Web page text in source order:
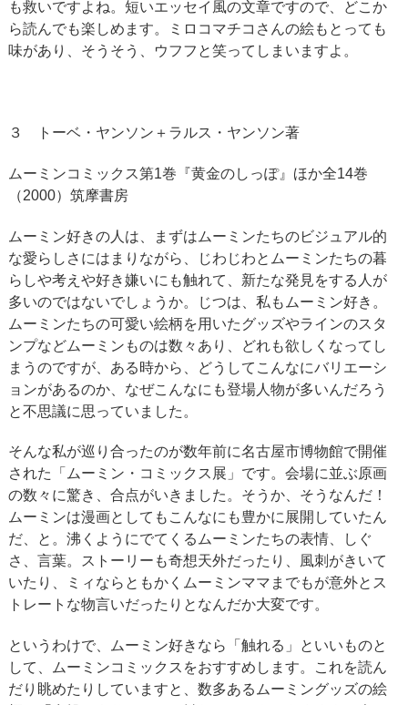
も救いですよね。短いエッセイ風の文章ですので、どこか
ら読んでも楽しめます。ミロコマチコさんの絵もとっても
味があり、そうそう、ウフフと笑ってしまいますよ。
３ トーベ・ヤンソン＋ラルス・ヤンソン著
ムーミンコミックス第1巻『黄金のしっぽ』ほか全14巻
（2000）筑摩書房
ムーミン好きの人は、まずはムーミンたちのビジュアル的
な愛らしさにはまりながら、じわじわとムーミンたちの暮
らしや考えや好き嫌いにも触れて、新たな発見をする人が
多いのではないでしょうか。じつは、私もムーミン好き。
ムーミンたちの可愛い絵柄を用いたグッズやラインのスタ
ンプなどムーミンものは数々あり、どれも欲しくなってし
まうのですが、ある時から、どうしてこんなにバリエーシ
ョンがあるのか、なぜこんなにも登場人物が多いんだろう
と不思議に思っていました。
そんな私が巡り合ったのが数年前に名古屋市博物館で開催
された「ムーミン・コミックス展」です。会場に並ぶ原画
の数々に驚き、合点がいきました。そうか、そうなんだ！
ムーミンは漫画としてもこんなにも豊かに展開していたん
だ、と。沸くようにでてくるムーミンたちの表情、しぐ
さ、言葉。ストーリーも奇想天外だったり、風刺がきいて
いたり、ミィならともかくムーミンママまでもが意外とス
トレートな物言いだったりとなんだか大変です。
というわけで、ムーミン好きなら「触れる」といいものと
して、ムーミンコミックスをおすすめします。これを読ん
だり眺めたりしていますと、数多あるムーミングッズの絵